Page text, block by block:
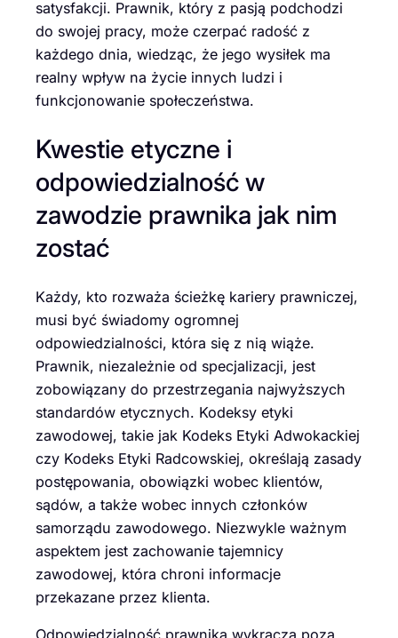
satysfakcji. Prawnik, który z pasją podchodzi
do swojej pracy, może czerpać radość z
każdego dnia, wiedząc, że jego wysiłek ma
realny wpływ na życie innych ludzi i
funkcjonowanie społeczeństwa.
Kwestie etyczne i
odpowiedzialność w
zawodzie prawnika jak nim
zostać
Każdy, kto rozważa ścieżkę kariery prawniczej,
musi być świadomy ogromnej
odpowiedzialności, która się z nią wiąże.
Prawnik, niezależnie od specjalizacji, jest
zobowiązany do przestrzegania najwyższych
standardów etycznych. Kodeksy etyki
zawodowej, takie jak Kodeks Etyki Adwokackiej
czy Kodeks Etyki Radcowskiej, określają zasady
postępowania, obowiązki wobec klientów,
sądów, a także wobec innych członków
samorządu zawodowego. Niezwykle ważnym
aspektem jest zachowanie tajemnicy
zawodowej, która chroni informacje
przekazane przez klienta.